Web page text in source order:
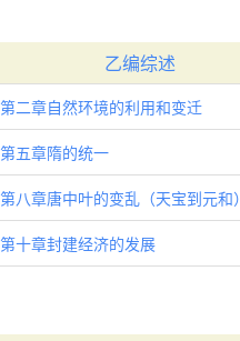
乙编综述
第二章自然环境的利用和变迁
第五章隋的统一
第八章唐中叶的变乱（天宝到元和）
第十章封建经济的发展